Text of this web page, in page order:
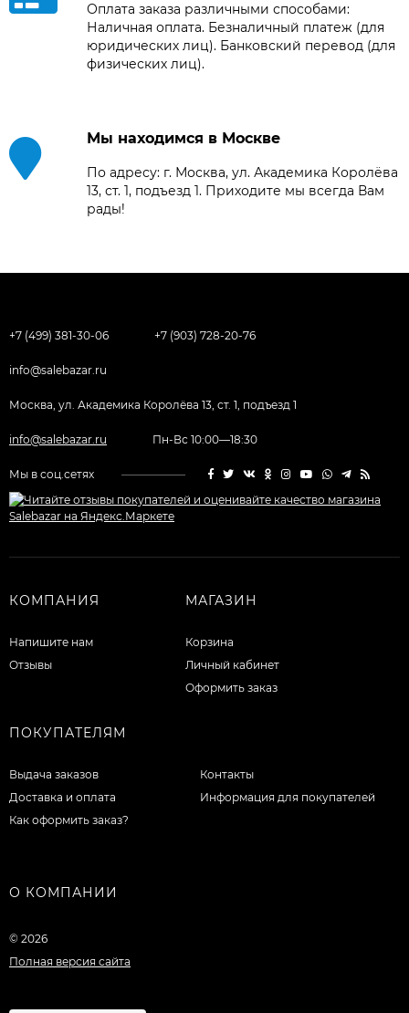
Оплата заказа различными способами:
Наличная оплата. Безналичный платеж (для
юридических лиц). Банковский перевод (для
физических лиц).
Мы находимся в Москве
По адресу: г. Москва, ул. Академика Королёва
13, ст. 1, подъезд 1. Приходите мы всегда Вам
рады!
+7 (499) 381-30-06 +7 (903) 728-20-76
info@salebazar.ru
Москва, ул. Академика Королёва 13, ст. 1, подъезд 1
info@salebazar.ru Пн-Вс 10:00—18:30
Мы в соц.сетях
КОМПАНИЯ
Напишите нам
Отзывы
МАГАЗИН
Корзина
Личный кабинет
Оформить заказ
ПОКУПАТЕЛЯМ
Выдача заказов
Доставка и оплата
Как оформить заказ?
Контакты
Информация для покупателей
О КОМПАНИИ
© 2026
Полная версия сайта